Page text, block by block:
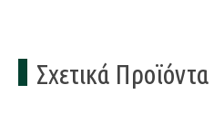
Σχετικά Προϊόντα